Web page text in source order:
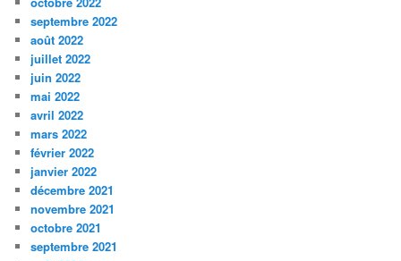
septembre 2022
août 2022
juillet 2022
juin 2022
mai 2022
avril 2022
mars 2022
février 2022
janvier 2022
décembre 2021
novembre 2021
octobre 2021
septembre 2021